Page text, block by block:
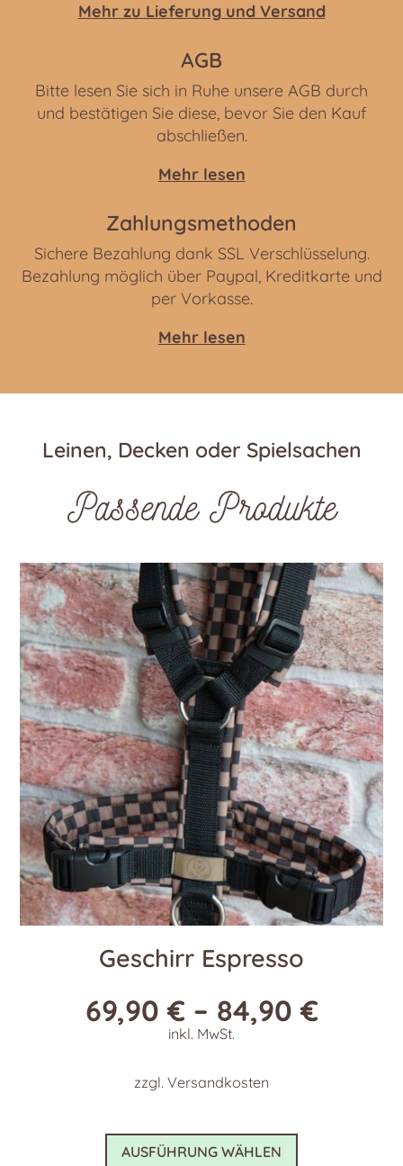
Mehr zu Lieferung und Versand
AGB
Bitte lesen Sie sich in Ruhe unsere AGB durch
und bestätigen Sie diese, bevor Sie den Kauf
abschließen.
Mehr lesen
Zahlungsmethoden
Sichere Bezahlung dank SSL Verschlüsselung.
Bezahlung möglich über Paypal, Kreditkarte und
per Vorkasse.
Mehr lesen
Leinen, Decken oder Spielsachen
Passende Produkte
Geschirr Espresso
69,90€ – 84,90€
inkl. MwSt.
zzgl. Versandkosten
AUSFÜHRUNG WÄHLEN
Dieses